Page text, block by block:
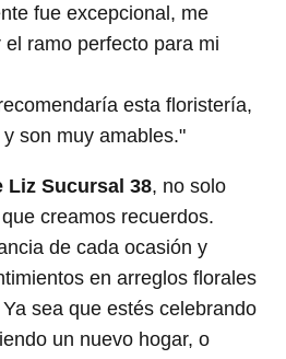
fue excepcional, me
ramo perfecto para mi
esta floristería,
son muy amables."
Liz Sucursal 38, no solo
creamos recuerdos.
de cada ocasión y
en arreglos florales
sea que estés celebrando
un nuevo hogar, o